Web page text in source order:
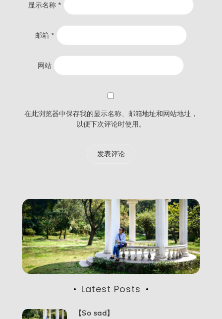
显示名称 *
邮箱 *
网站
在此浏览器中保存我的显示名称、邮箱地址和网站地址，
以便下次评论时使用。
Latest Posts
【So sad】